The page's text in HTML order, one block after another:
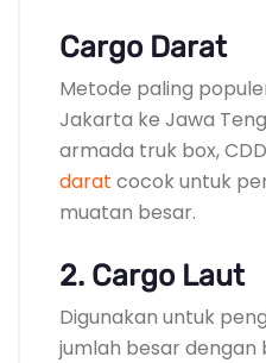
Cargo Darat
Metode paling
Jakarta ke Jawa
armada truk box,
darat cocok untuk
muatan besar.
2. Cargo Laut
Digunakan untuk
jumlah besar dengan